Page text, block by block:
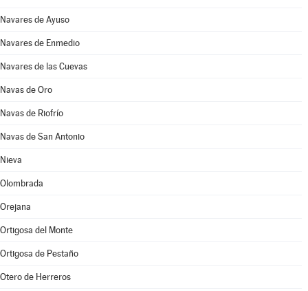
Navares de Ayuso
Navares de Enmedio
Navares de las Cuevas
Navas de Oro
Navas de Riofrío
Navas de San Antonio
Nieva
Olombrada
Orejana
Ortigosa del Monte
Ortigosa de Pestaño
Otero de Herreros